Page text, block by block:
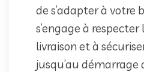
de s’adapter à votre
s’engage à
livraison et à
jusqu’au démarrage